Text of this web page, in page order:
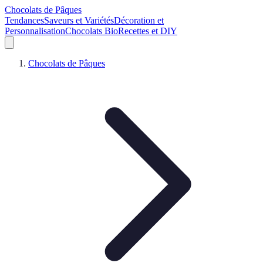
Chocolats de Pâques
TendancesSaveurs et VariétésDécoration et
PersonnalisationChocolats BioRecettes et DIY
Chocolats de Pâques